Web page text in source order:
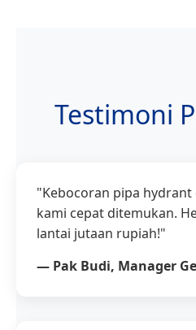
Testimoni
"Kebocoran pipa
kami cepat ditemukan.
lantai jutaan rupiah!"
— Pak Budi, Manager